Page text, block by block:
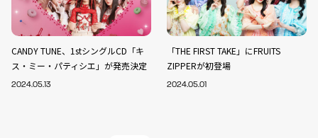
CANDY TUNE、1stシングルCD「キ
ス・ミー・パティシエ」が発売決定
2024.05.13
「THE FIRST TAKE」にFRUITS
ZIPPERが初登場
2024.05.01